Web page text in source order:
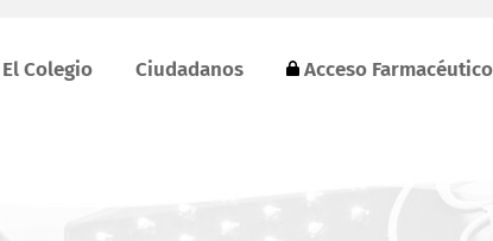
El Colegio Ciudadanos Acceso